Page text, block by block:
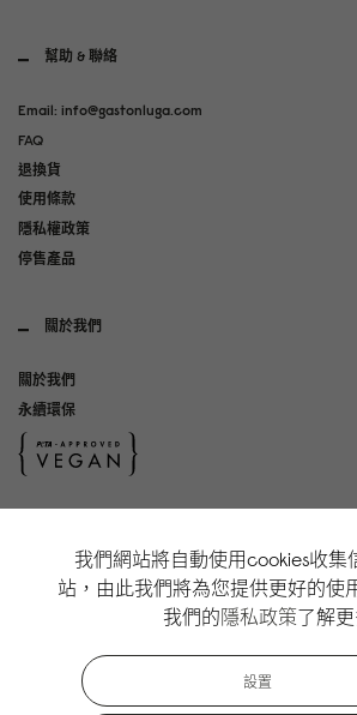
幫助 & 聯絡
Email: info@gastonluga.com
FAQ
退換貨
使用條款
隱私權政策
停售產品
關於我們
關於我們
永續環保
Instagram
Copyright Gaston Luga AB. All Rights Reserved.
我們網站將自動使用cookies收集
站，由此我們將為您提供更好的使
我們的隱私政策了解
設置